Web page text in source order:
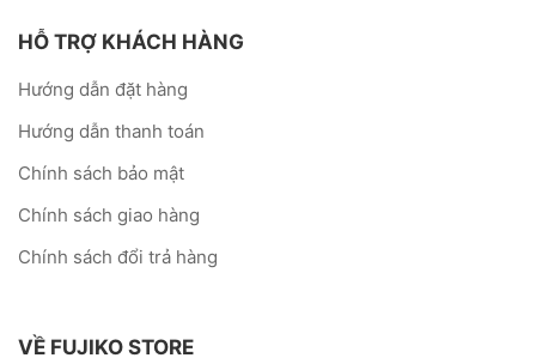
HỖ TRỢ KHÁCH HÀNG
Hướng dẫn đặt hàng
Hướng dẫn thanh toán
Chính sách bảo mật
Chính sách giao hàng
Chính sách đổi trả hàng
VỀ FUJIKO STORE